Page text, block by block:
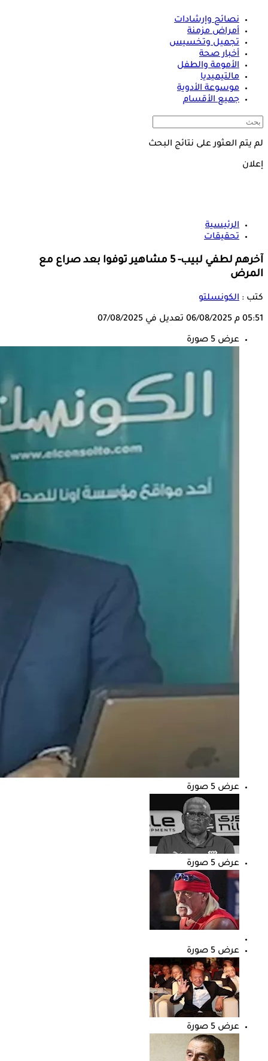
نصائح وإرشادات
أمراض مزمنة
تجميل وتخسيس
أخبار صحة
الأمومة والطفل
مالتيميديا
موسوعة الأدوية
جميع الأقسام
لم يتم العثور على نتائج البحث
إعلان
الرئيسية
تحقيقات
آخرهم لطفي لبيب- 5 مشاهير توفوا بعد صراع مع
المرض
كتب : الكونسلتو
05:51 م 06/08/2025 تعديل في 07/08/2025
عرض 5 صورة
عرض 5 صورة
عرض 5 صورة
عرض 5 صورة
عرض 5 صورة